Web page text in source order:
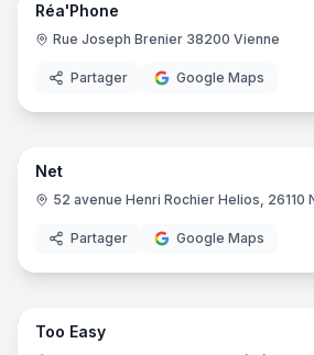
Réa'Phone
Rue Joseph Brenier 38200 Vienne
Partager Google Maps
Net
52 avenue Henri Rochier Helios, 26110
Partager Google Maps
Too Easy